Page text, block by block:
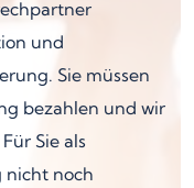
und
Sie müssen
bezahlen und wir
Sie als
nicht noch